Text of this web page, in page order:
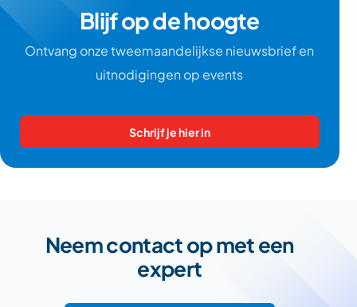
Blijf op de hoogte
Ontvang onze tweemaandelijkse nieuwsbrief en
uitnodigingen op events
Schrijf je hier in
Neem contact op met een
expert